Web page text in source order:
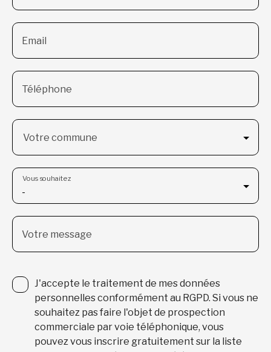
Email
Téléphone
Votre commune
-
Vous souhaitez
Votre message
J'accepte le traitement de mes données
personnelles conformément au RGPD. Si vous ne
souhaitez pas faire l'objet de prospection
commerciale par voie téléphonique, vous
pouvez vous inscrire gratuitement sur la liste